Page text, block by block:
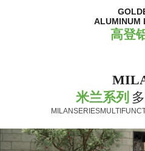
ALUMINUM
高登
米兰系列